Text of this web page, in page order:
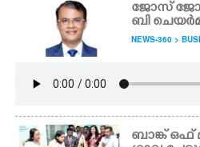
ജോസ്
ബി
NEWS-360 >
ബാങ്ക് ഒഫ്